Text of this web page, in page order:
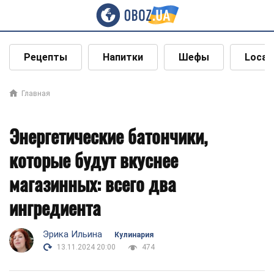
Рецепты Напитки Шефы Local
Главная
Энергетические батончики,
которые будут вкуснее
магазинных: всего два
ингредиента
Эрика Ильина
Кулинария
13.11.2024 20:00
474